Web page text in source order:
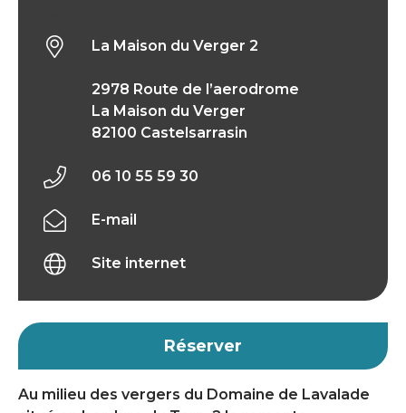
Au milieu des vergers du Domaine de Lavalade
La Maison du Verger 2
2978 Route de l’aerodrome
La Maison du Verger
82100 Castelsarrasin
06 10 55 59 30
E-mail
Site internet
Réserver